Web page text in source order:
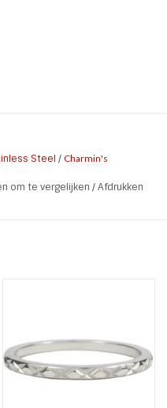
Steel / Charmin's
om te vergelijken /Afdrukken